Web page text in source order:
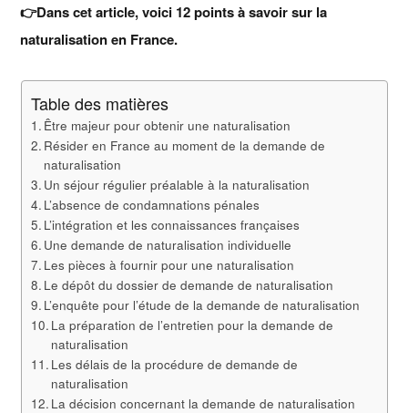
👉Dans cet article, voici 12 points à savoir sur la
naturalisation en France.
Table des matières
Être majeur pour obtenir une naturalisation
Résider en France au moment de la demande de
naturalisation
Un séjour régulier préalable à la naturalisation
L’absence de condamnations pénales
L’intégration et les connaissances françaises
Une demande de naturalisation individuelle
Les pièces à fournir pour une naturalisation
Le dépôt du dossier de demande de naturalisation
L’enquête pour l’étude de la demande de naturalisation
La préparation de l’entretien pour la demande de
naturalisation
Les délais de la procédure de demande de
naturalisation
La décision concernant la demande de naturalisation